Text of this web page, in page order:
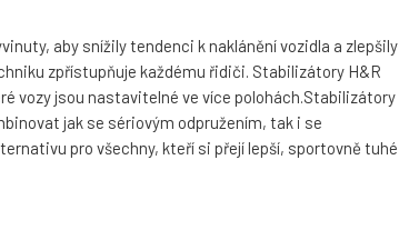
aby snížily tendenci k naklánění vozidla a zlepšily
zpřístupňuje každému řidiči. Stabilizátory H&R
vozy jsou nastavitelné ve více polohách.Stabilizátory
jak se sériovým odpružením, tak i se
pro všechny, kteří si přejí lepší, sportovně tuhé